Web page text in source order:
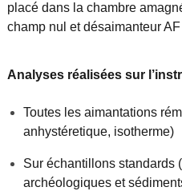
placé dans la chambre
champ nul et désaimanteur
Analyses réalisées sur
Toutes les aimantations
anhystéretique, isotherme)
Sur échantillons standards
archéologiques et